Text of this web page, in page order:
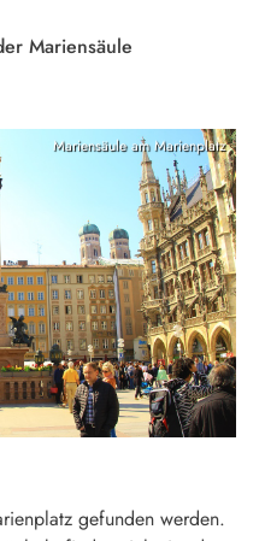
Mariensäule
Mariensäule am Marienplatz
gefunden werden.